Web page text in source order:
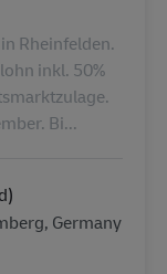
Rheinfelden.
inkl. 50%
Bi...
Germany